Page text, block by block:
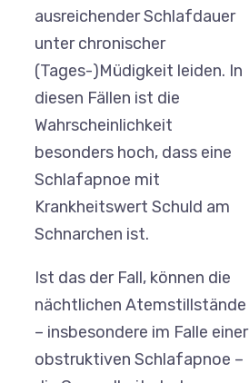
ausreichender Schlafdauer
unter chronischer
(Tages-)Müdigkeit leiden. In
diesen Fällen ist die
Wahrscheinlichkeit
besonders hoch, dass eine
Schlafapnoe mit
Krankheitswert Schuld am
Schnarchen ist.
Ist das der Fall, können die
nächtlichen Atemstillstände
– insbesondere im Falle einer
obstruktiven Schlafapnoe –